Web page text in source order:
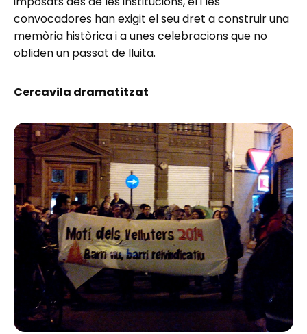
convocadores han exigit el seu dret a construir una
memòria històrica i a unes celebracions que no
obliden un passat de lluita.
Cercavila dramatitzat